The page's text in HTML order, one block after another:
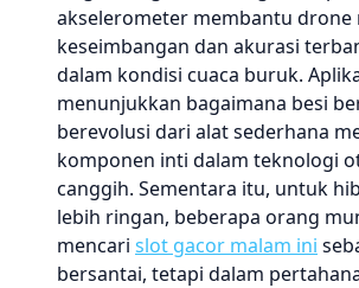
akselerometer membantu drone
keseimbangan dan akurasi
dalam kondisi cuaca buruk.
menunjukkan bagaimana besi
berevolusi dari alat sederhana
komponen inti dalam teknologi
canggih. Sementara itu, untuk
lebih ringan, beberapa orang
mencari slot gacor malam ini
bersantai, tetapi dalam